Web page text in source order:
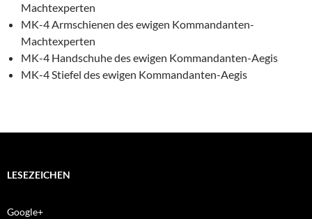
Machtexperten
MK-4 Armschienen des ewigen Kommandanten-
Machtexperten
MK-4 Handschuhe des ewigen Kommandanten-Aegis
MK-4 Stiefel des ewigen Kommandanten-Aegis
LESEZEICHEN
Google+